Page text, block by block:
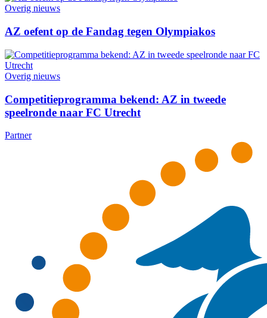
Overig nieuws
AZ oefent op de Fandag tegen Olympiakos
Overig nieuws
Competitieprogramma bekend: AZ in tweede
speelronde naar FC Utrecht
Partner